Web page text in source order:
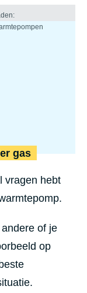
gas
vragen hebt
of je
op